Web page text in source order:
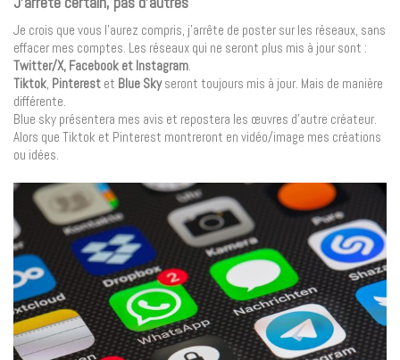
Je crois que vous l’aurez compris, j’arrête de poster sur les réseaux, sans
effacer mes comptes. Les réseaux qui ne seront plus mis à jour sont :
Twitter/X, Facebook et Instagram.
Tiktok, Pinterest et Blue Skyseront toujours mis à jour. Mais de manière
différente.
Blue sky présentera mes avis et repostera les œuvres d’autre créateur.
Alors que Tiktok et Pinterest montreront en vidéo/image mes créations
ou idées.